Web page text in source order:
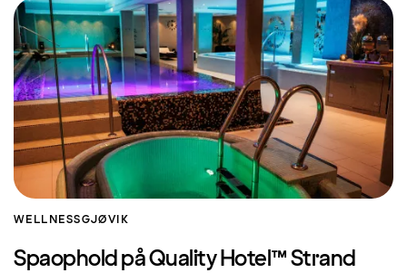
WELLNESSGJØVIK
Spaophold på Quality Hotel™ Strand